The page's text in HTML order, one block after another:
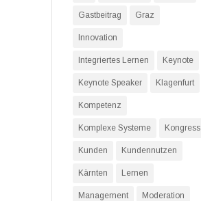
Gastbeitrag Graz
Innovation
Integriertes Lernen Keynote
Keynote Speaker Klagenfurt
Kompetenz
Komplexe Systeme Kongress
Kunden Kundennutzen
Kärnten Lernen
Management Moderation